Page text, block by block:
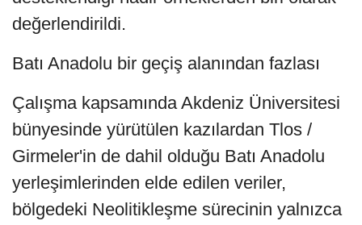
değerlendirildi.
Batı Anadolu bir geçiş alanından fazlası
Çalışma kapsamında Akdeniz Üniversitesi
bünyesinde yürütülen kazılardan Tlos /
Girmeler'in de dahil olduğu Batı Anadolu
yerleşimlerinden elde edilen veriler,
bölgedeki Neolitikleşme sürecinin yalnızca